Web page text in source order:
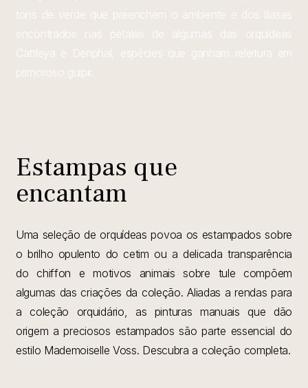
tons de verde que preenchem o ambiente e dos lilases
encontrados nas pétalas de algumas das orquídeas
Cattleya e Denphal, espécies que ganham releitura em
primoroso guipir.
Estampas que
encantam
Uma seleção de orquídeas povoa os estampados sobre
o brilho opulento do cetim ou a delicada transparência
do chiffon e motivos animais sobre tule compõem
algumas das criações da coleção. Aliadas a rendas para
a coleção orquidário, as pinturas manuais que dão
origem a preciosos estampados são parte essencial do
estilo Mademoiselle Voss. Descubra a coleção completa.